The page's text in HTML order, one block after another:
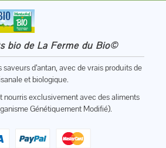
bio de La Ferme du Bio©
d’antan, avec de vrais produits de
et biologique.
nourris exclusivement avec des aliments
Génétiquement Modifié).